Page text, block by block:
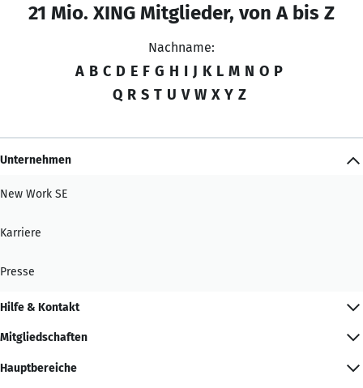
21 Mio. XING Mitglieder, von A bis Z
Nachname:
A B C D E F G H I J K L M N O P
Q R S T U V W X Y Z
Unternehmen
New Work SE
Karriere
Presse
Hilfe & Kontakt
Mitgliedschaften
Hauptbereiche